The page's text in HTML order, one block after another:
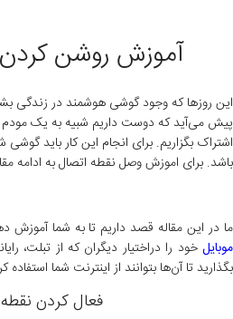
آموزش روشن
این روزها که وجود گوشی هوشمند در زندگی
پیش می‌آید که دوست داریم شبیه به یک مودم
اشتراک بگزاریم. برای انجام این کار باید
باشد. برای اموزش وصل نقطه اتصال به ادامه
ما در این مقاله قصد داریم تا به شما آموزش
موبایلخود را دراختیار دیگران که از تبلت،
بگذارید تا آن‌ها بتوانند از اینترنت شما
فعال کردن